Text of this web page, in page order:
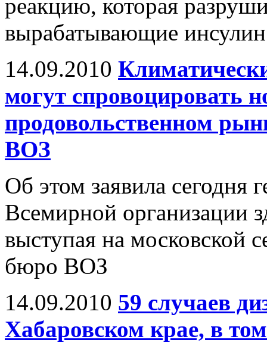
реакцию, которая
вырабатывающие инсулин
14.09.2010
могут спровоцировать
продовольственном
ВОЗ
Об этом заявила сегодня
Всемирной организации
выступая на московской
бюро ВОЗ
14.09.2010 59 случаев
Хабаровском крае, в